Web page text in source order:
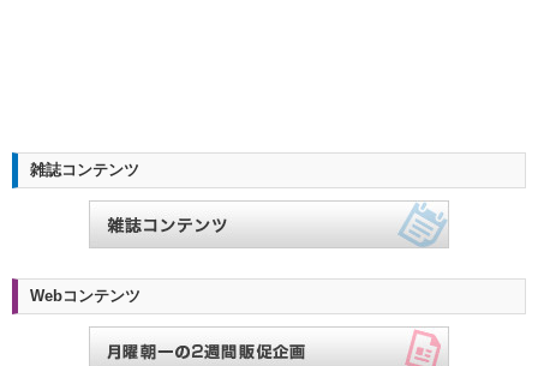
雑誌コンテンツ
Webコンテンツ